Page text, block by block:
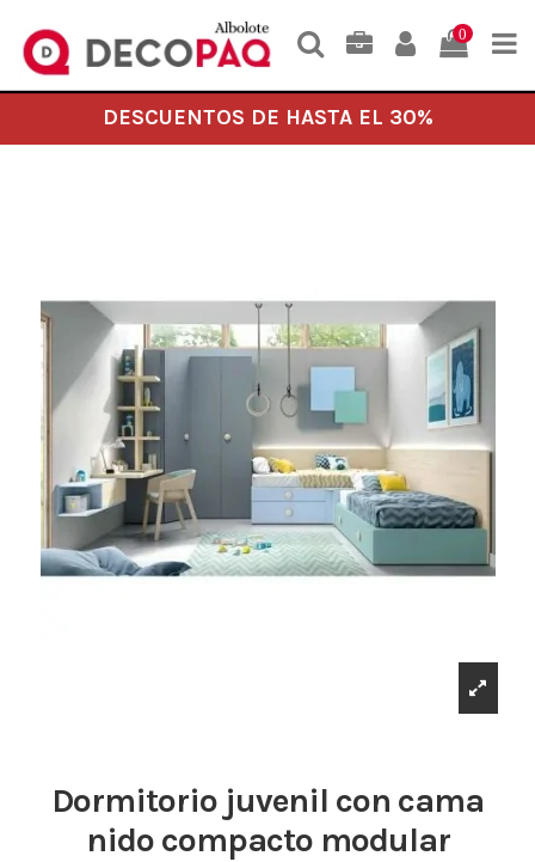
0
DESCUENTOS DE HASTA EL 30%
Dormitorio juvenil con cama
nido compacto modular